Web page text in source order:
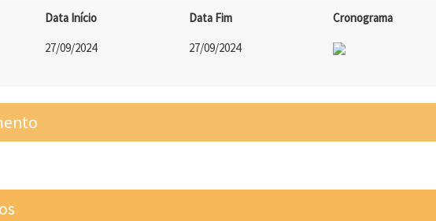
Data Início
27/09/2024
Data Fim
27/09/2024
Cronograma